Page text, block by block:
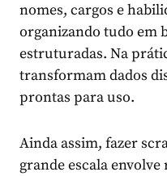
nomes, cargos e
organizando tudo em
estruturadas. Na
transformam dados
prontas para uso.
Ainda assim, fazer
grande escala